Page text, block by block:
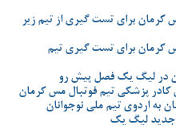
کرمان برای تست گیری از تیم زیر
کرمان برای تست گیری تیم
در لیگ یک فصل پیش رو
کادر پزشکی تیم فوتبال مس کرمان
به اردوی تیم ملی نوجوانان
جدید لیگ یک